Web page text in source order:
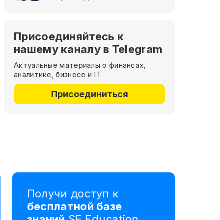
Присоединяйтесь к
нашему каналу в Telegram
Актуальные материалы о финансах,
аналитике, бизнесе и IT
Присоединиться
Получи доступ к
бесплатной базе